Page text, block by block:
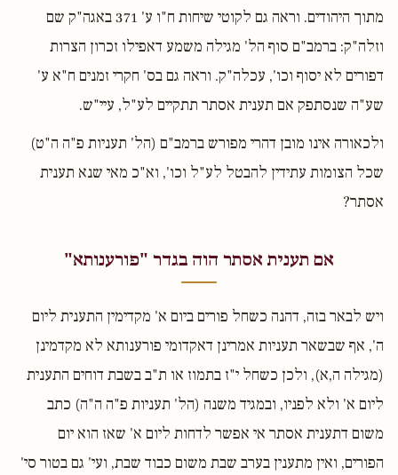
מתוך היהודים. וראה גם לקוטי שיחות ח"ו ע' 371 באגה"ק שם
וזלה"ק: ברמב"ם סוף הל' מגילה משמע דאפילו זכרון הצרות
דפורים לא יסוף וכו', עכלה"ק. וראה גם בס' חקרי זמנים ח"א ע'
שע"ה שנסתפק אם תענית אסתר תתקיים לע"ל, עיי"ש.
ולכאורה אינו מובן דהרי מפורש ברמב"ם (הל' תעניות פ"ה ה"ט)
שכל הצומות עתידין להבטל לע"ל וכו', וא"כ מאי שנא תענית
אסתר?
אם תענית אסתר הוה בגדר "פורענותא"
ויש לבאר בזה, דהנה כשחל פורים ביום א' מקדימין התענית ליום
ה', אף שבשאר תעניות אמרינן דאקדומי פורענותא לא מקדמינן
(מגילה ה,א), ולכן כשחל י"ז בתמוז או ת"ב בשבת דוחים התענית
ליום א' ולא לפניו, ובמגיד משנה (הל' תעניות פ"ה ה"ה) כתב
משום דתענית אסתר אי אפשר לדחות ליום א' שאז הוא יום
הפורים, ואין מתענין בערב שבת משום כבוד שבת, ועי' גם בטור סי'